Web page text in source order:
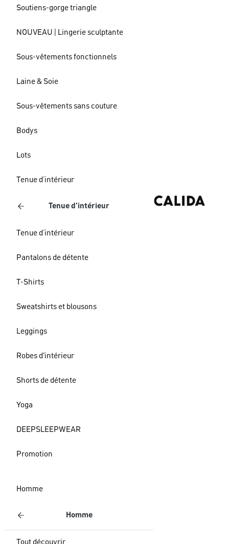
Soutiens-gorge triangle
NOUVEAU | Lingerie sculptante
Sous-vêtements fonctionnels
Laine & Soie
Sous-vêtements sans couture
Bodys
Lots
Tenue d’intérieur
Tenue d’intérieur
Tenue d’intérieur
Pantalons de détente
T-Shirts
Sweatshirts et blousons
Leggings
Robes d'intérieur
Shorts de détente
Yoga
DEEPSLEEPWEAR
Promotion
Homme
Homme